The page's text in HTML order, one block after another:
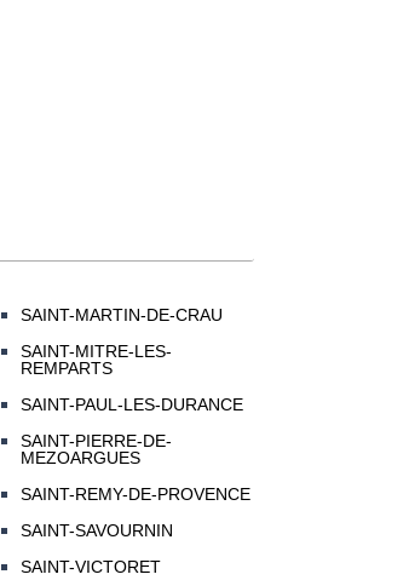
SAINT-MARTIN-DE-CRAU
SAINT-MITRE-LES-
REMPARTS
SAINT-PAUL-LES-DURANCE
SAINT-PIERRE-DE-
MEZOARGUES
SAINT-REMY-DE-PROVENCE
SAINT-SAVOURNIN
SAINT-VICTORET